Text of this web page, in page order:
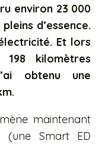
environ 23 000
d’essence.
Et lors
kilomètres
obtenu une
maintenant
(une Smart ED